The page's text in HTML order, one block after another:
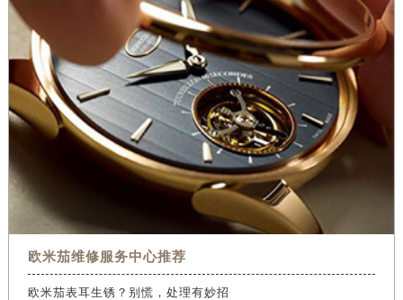
欧米茄维修服务中心推荐
欧米茄表耳生锈？别慌，处理有妙招